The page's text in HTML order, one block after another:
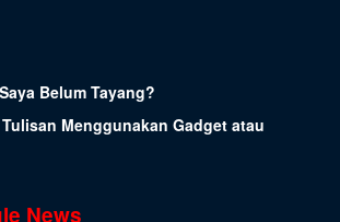
Belum Tayang?
Menggunakan Gadget atau
News